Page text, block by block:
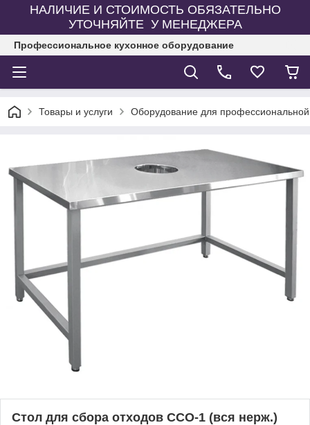
НАЛИЧИЕ И СТОИМОСТЬ ОБЯЗАТЕЛЬНО
УТОЧНЯЙТЕ У МЕНЕДЖЕРА
Профессиональное кухонное оборудование
Товары и услуги Оборудование для профессиональной
Стол для сбора отходов ССО-1 (вся нерж.)